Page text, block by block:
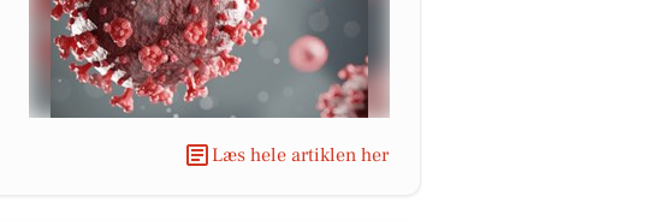
Læs hele artiklen her